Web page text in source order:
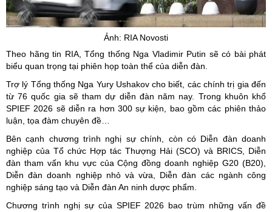
Ảnh: RIA Novosti
Theo hãng tin RIA, Tổng thống Nga Vladimir Putin sẽ có bài phát
biểu quan trọng tại phiên họp toàn thể của diễn đàn.
Trợ lý Tổng thống Nga Yury Ushakov cho biết, các chính trị gia đến
từ 76 quốc gia sẽ tham dự diễn đàn năm nay. Trong khuôn khổ
SPIEF 2026 sẽ diễn ra hơn 300 sự kiện, bao gồm các phiên thảo
luận, tọa đàm chuyên đề…
Bên cạnh chương trình nghị sự chính, còn có Diễn đàn doanh
nghiệp của Tổ chức Hợp tác Thượng Hải (SCO) và BRICS, Diễn
đàn tham vấn khu vực của Cộng đồng doanh nghiệp G20 (B20),
Diễn đàn doanh nghiệp nhỏ và vừa, Diễn đàn các ngành công
nghiệp sáng tạo và Diễn đàn An ninh dược phẩm.
Chương trình nghị sự của SPIEF 2026 bao trùm những vấn đề